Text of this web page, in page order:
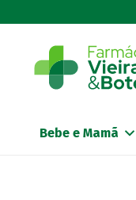
Bebe e Mamã